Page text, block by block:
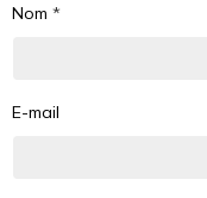
Nom
E-mail